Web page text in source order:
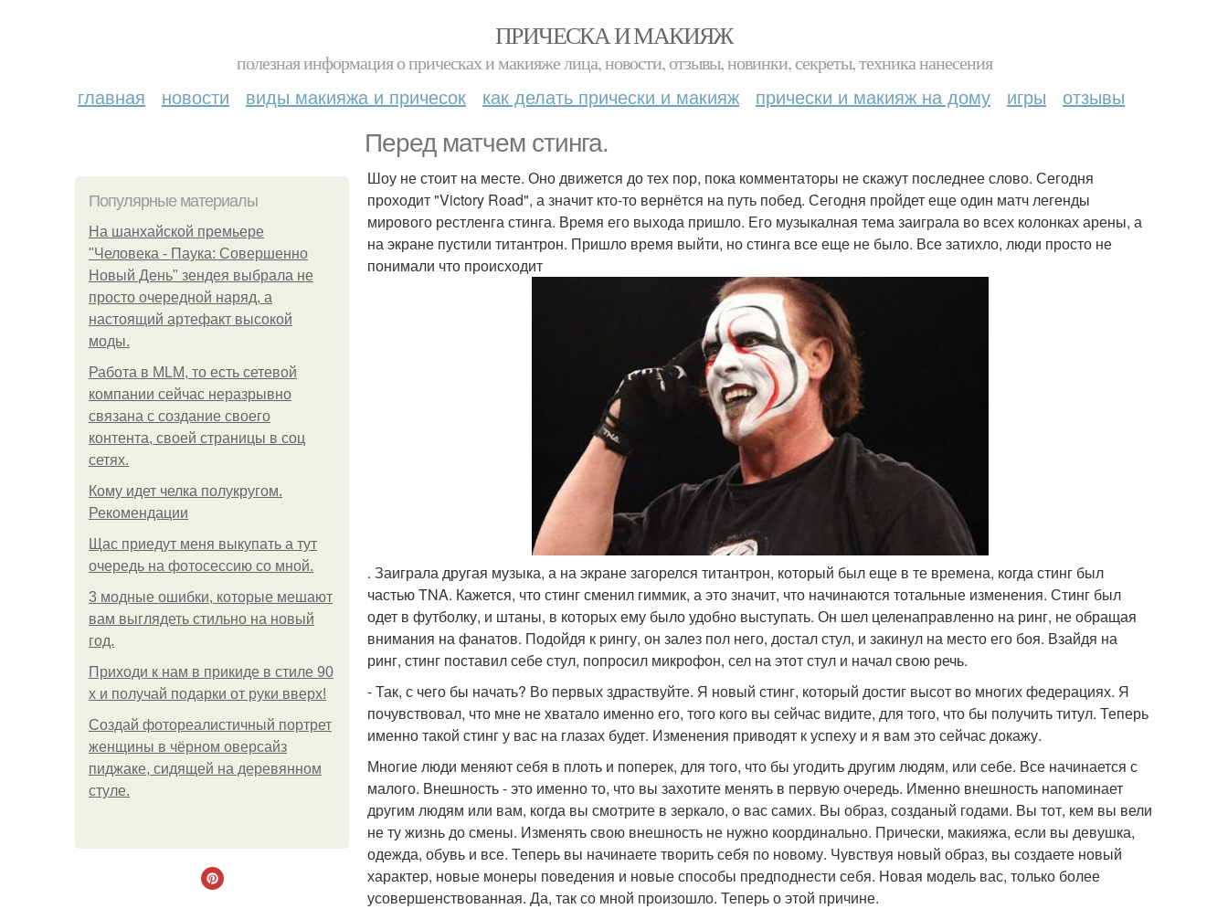
ПРИЧЕСКА И МАКИЯЖ
полезная информация о прическах и макияже лица, новости, отзывы, новинки, секреты, техника нанесения
главная новости виды макияжа и причесок как делать прически и макияж прически и макияж на дому игры отзывы
Перед матчем стинга.
Популярные материалы
На шанхайской премьере
"Человека - Паука: Совершенно
Новый День" зендея выбрала не
просто очередной наряд, а
настоящий артефакт высокой
моды.
Работа в MLM, то есть сетевой
компании сейчас неразрывно
связана с создание своего
контента, своей страницы в соц
сетях.
Кому идет челка полукругом.
Рекомендации
Щас приедут меня выкупать а тут
очередь на фотосессию со мной.
3 модные ошибки, которые мешают
вам выглядеть стильно на новый
год.
Приходи к нам в прикиде в стиле 90
х и получай подарки от руки вверх!
Создай фотореалистичный портрет
женщины в чёрном оверсайз
пиджаке, сидящей на деревянном
стуле.
Шоу не стоит на месте. Оно движется до тех пор, пока комментаторы не скажут последнее слово. Сегодня
проходит "Victory Road", а значит кто-то вернётся на путь побед. Сегодня пройдет еще один матч легенды
мирового рестленга стинга. Время его выхода пришло. Его музыкалная тема заиграла во всех колонках арены, а
на экране пустили титантрон. Пришло время выйти, но стинга все еще не было. Все затихло, люди просто не
понимали что происходит
. Заиграла другая музыка, а на экране загорелся титантрон, который был еще в те времена, когда стинг был
частью TNA. Кажется, что стинг сменил гиммик, а это значит, что начинаются тотальные изменения. Стинг был
одет в футболку, и штаны, в которых ему было удобно выступать. Он шел целенаправленно на ринг, не обращая
внимания на фанатов. Подойдя к рингу, он залез пол него, достал стул, и закинул на место его боя. Взайдя на
ринг, стинг поставил себе стул, попросил микрофон, сел на этот стул и начал свою речь.
- Так, с чего бы начать? Во первых здраствуйте. Я новый стинг, который достиг высот во многих федерациях. Я
почувствовал, что мне не хватало именно его, того кого вы сейчас видите, для того, что бы получить титул. Теперь
именно такой стинг у вас на глазах будет. Изменения приводят к успеху и я вам это сейчас докажу.
Многие люди меняют себя в плоть и поперек, для того, что бы угодить другим людям, или себе. Все начинается с
малого. Внешность - это именно то, что вы захотите менять в первую очередь. Именно внешность напоминает
другим людям или вам, когда вы смотрите в зеркало, о вас самих. Вы образ, созданый годами. Вы тот, кем вы вели
не ту жизнь до смены. Изменять свою внешность не нужно координально. Прически, макияжа, если вы девушка,
одежда, обувь и все. Теперь вы начинаете творить себя по новому. Чувствуя новый образ, вы создаете новый
характер, новые монеры поведения и новые способы предподнести себя. Новая модель вас, только более
усовершенствованная. Да, так со мной произошло. Теперь о этой причине.